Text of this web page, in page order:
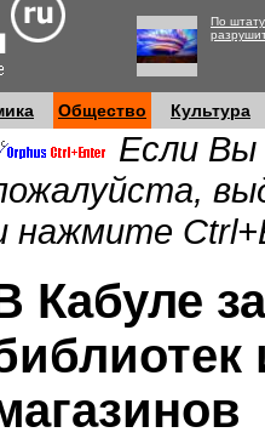
По
Общество Культура
Если Вы
нажмите
Кабуле